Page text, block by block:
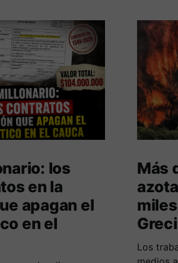
los
en la
apagan el
en el
Más
Los